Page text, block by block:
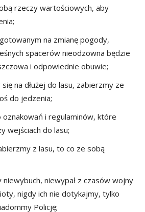
rzeczy wartościowych, aby
na zmianę pogody,
spacerów nieodzowna będzie
i odpowiednie obuwie;
na dłużej do lasu, zabierzmy ze
do jedzenia;
i regulaminów, które
wejściach do lasu;
z lasu, to co ze sobą
niewypał z czasów wojny
nigdy ich nie dotykajmy, tylko
Policję;